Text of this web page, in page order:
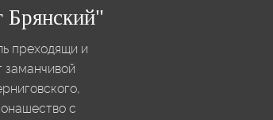
Брянский"
преходящи и
заманчивой
с